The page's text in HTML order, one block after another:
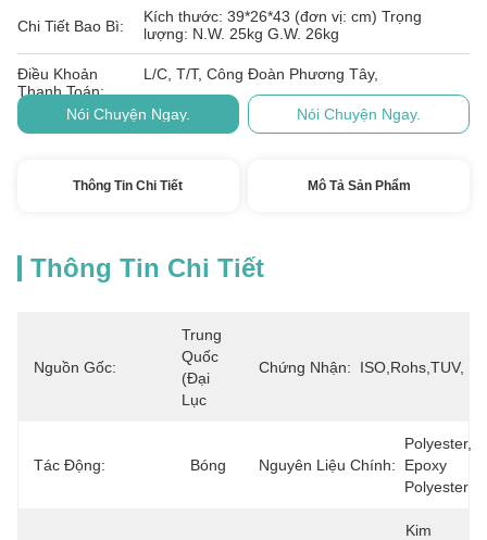
Chi Tiết Bao Bì:
Kích thước: 39*26*43 (đơn vị: cm) Trọng
lượng: N.W. 25kg G.W. 26kg
Điều Khoản
Thanh Toán:
L/C, T/T, Công Đoàn Phương Tây,
Nói Chuyện Ngay. Nói Chuyện Ngay.
Thông Tin Chi Tiết Mô Tả Sản Phẩm
Thông Tin Chi Tiết
Nguồn Gốc:
Trung
Quốc
(đại
Lục
Chứng Nhận: ISO,Rohs,TUV,
Tác Động: Bóng Nguyên Liệu Chính:
Polyester,
Epoxy
Polyester
Kim